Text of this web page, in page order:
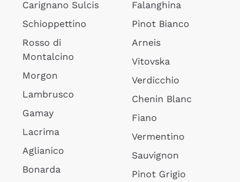
Carignano Sulcis
Schioppettino
Rosso di
Montalcino
Morgon
Lambrusco
Gamay
Lacrima
Aglianico
Bonarda
Falanghina
Pinot Bianco
Arneis
Vitovska
Verdicchio
Chenin Blanc
Fiano
Vermentino
Sauvignon
Pinot Grigio